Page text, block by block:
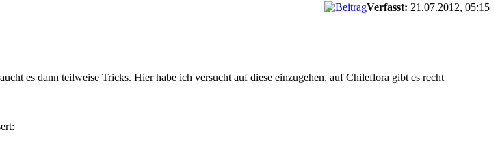
Verfasst: 21.07.2012, 05:15
es dann teilweise Tricks. Hier habe ich versucht auf diese einzugehen, auf Chileflora gibt es recht